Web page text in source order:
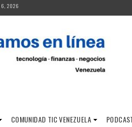
6, 2026
COMUNIDAD TIC VENEZUELA